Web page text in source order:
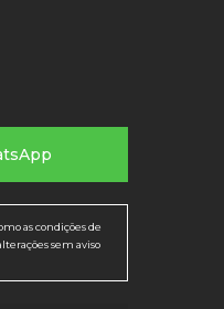
as condições de
sem aviso